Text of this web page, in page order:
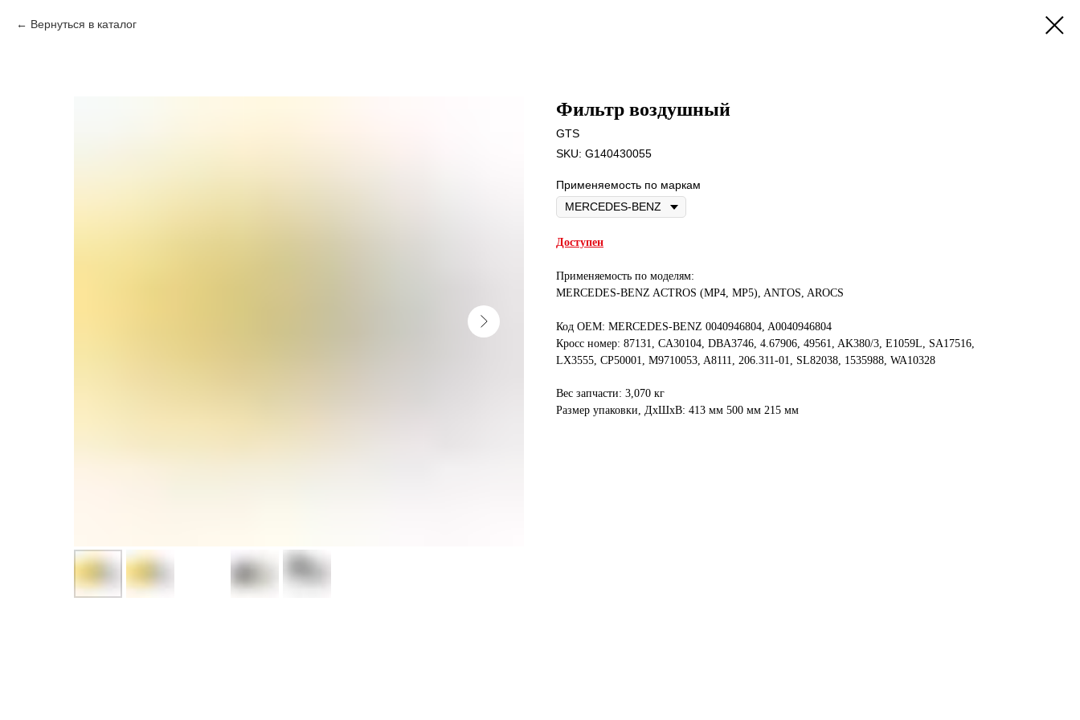
Вернуться в каталог
Фильтр воздушный
GTS
SKU: G140430055
Применяемость по маркам
Доступен
Применяемость по моделям:
MERCEDES-BENZ ACTROS (MP4, MP5), ANTOS, AROCS
Код OEM: MERCEDES-BENZ 0040946804, A0040946804
Кросс номер: 87131, CA30104, DBA3746, 4.67906, 49561, AK380/3, E1059L, SA17516,
LX3555, CP50001, M9710053, A8111, 206.311-01, SL82038, 1535988, WA10328
Вес запчасти: 3,070 кг
Размер упаковки, ДxШxВ: 413 мм 500 мм 215 мм